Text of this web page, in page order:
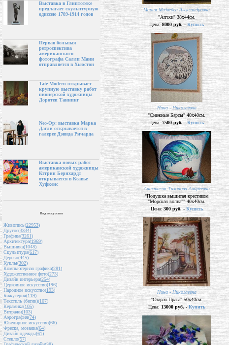
Выставка в Глиптотеке
предлагает скульптурную
одиссею 1789-1914 годов
Первая большая
ретроспектива
американского
фотографа Салли Манн
отправляется в Хьюстон
Tate Modern открывает
крупную выставку работ
пионерской художницы
Доротеи Таннинг
Neo-Op: выставка Марка
Дагли открывается в
галерее Дэвида Ричарда
Выставка новых работ
американской художницы
Кэтрин Бернхардт
открывается в Ксавье
Хуфкенс
Вид искусства
Живопись(22953)
Другое(3334)
Графика(3261)
Архитектура(1969)
Вышивка(1048)
Скульптура(617)
Дерево(445)
Куклы(302)
Компьютерная графика(281)
Художественное фото(273)
Дизайн интерьера(254)
Церковное искусство(196)
Народное искусство(193)
Бижутерия(119)
Текстиль (батик)(107)
Керамика(105)
Витражи(103)
Аэрография(74)
Ювелирное искусство(66)
Фреска, мозаика(64)
Дизайн одежды(61)
Стекло(57)
Мария Медведва Александровна
"Апчхи" 38х44см.
Цена:8000 руб. - Купить
Нина - Николаевна
"Снежные Барсы" 40х40см.
Цена:7500 руб. -Купить
Анастасия Тихонова Андреевна
"Подушка вышитая крестиком
"Морская волна"" 40х40см.
Цена: 300 руб. - Купить
Нина - Николаевна
"Старая Прага" 50х40см.
Цена: 13000 руб. -Купить